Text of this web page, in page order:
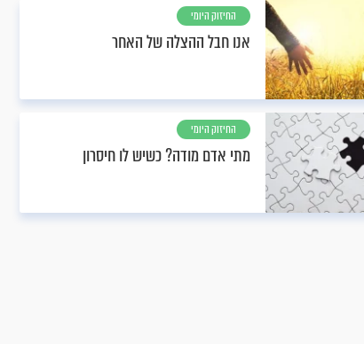
החיזוק היומי
אנו חבל ההצלה של האחר
החיזוק היומי
מתי אדם מודה? כשיש לו חיסרון